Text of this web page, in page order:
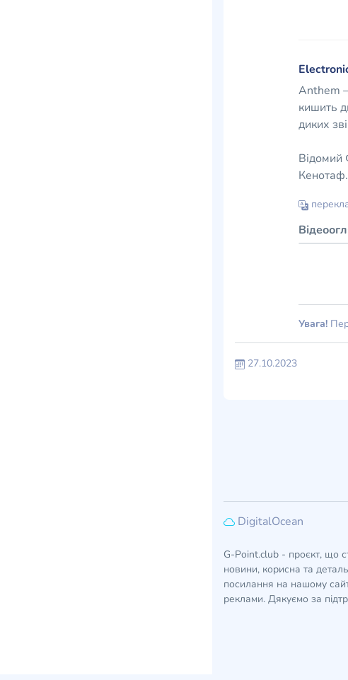
Anthem
кишить
диких
Відомий
Увага!
27.10.2023
DigitalOcean
G-Point.club - проєкт, що
новини, корисна та
посилання на нашому
реклами. Дякуємо за